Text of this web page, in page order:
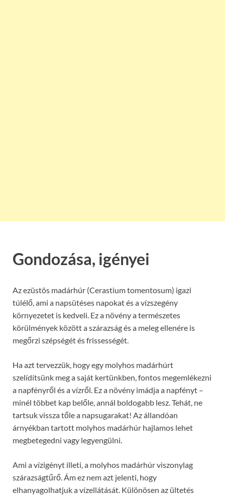
Gondozása, igényei
Az ezüstös madárhúr (Cerastium tomentosum) igazi
túlélő, ami a napsütéses napokat és a vízszegény
környezetet is kedveli. Ez a növény a természetes
körülmények között a szárazság és a meleg ellenére is
megőrzi szépségét és frissességét.
Ha azt tervezzük, hogy egy molyhos madárhúrt
szelídítsünk meg a saját kertünkben, fontos megemlékezni
a napfényről és a vízről. Ez a növény imádja a napfényt –
minél többet kap belőle, annál boldogabb lesz. Tehát, ne
tartsuk vissza tőle a napsugarakat! Az állandóan
árnyékban tartott molyhos madárhúr hajlamos lehet
megbetegedni vagy legyengülni.
Ami a vízigényt illeti, a molyhos madárhúr viszonylag
szárazságtűrő. Ám ez nem azt jelenti, hogy
elhanyagolhatjuk a vízellátását. Különösen az ültetés